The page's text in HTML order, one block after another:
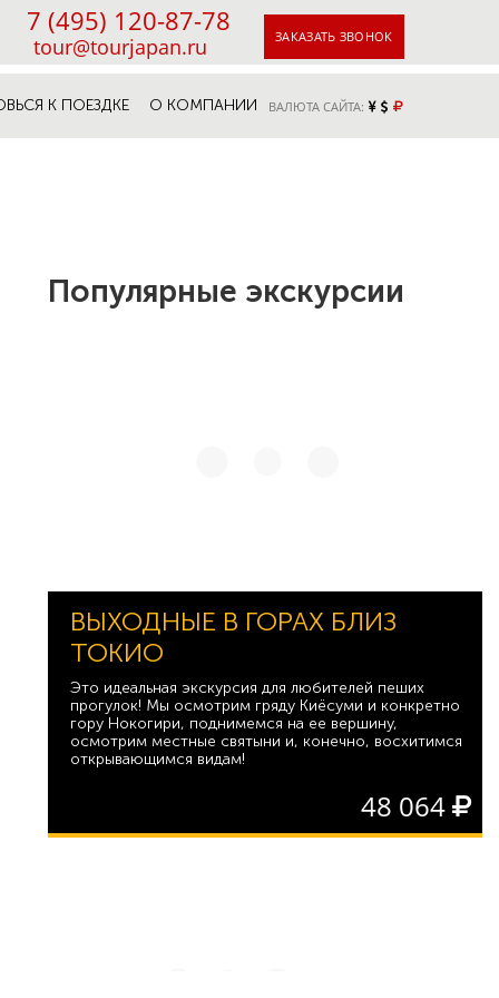
7 (495) 120-87-78
tour@tourjapan.ru ЗАКАЗАТЬ ЗВОНОК
К ПОЕЗДКЕ О КОМПАНИИ ВАЛЮТА САЙТА:
Популярные экскурсии
ВЫХОДНЫЕ В ГОРАХ БЛИЗ
ТОКИО
Это идеальная экскурсия для любителей пеших
прогулок! Мы осмотрим гряду Киёсуми и конкретно
гору Нокогири, поднимемся на ее вершину,
осмотрим местные святыни и, конечно, восхитимся
открывающимся видам!
48 064